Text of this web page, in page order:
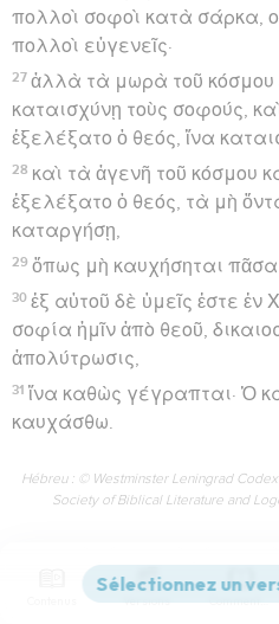
πολλοὶ σοφοὶ κατὰ σάρκα,
πολλοὶ εὐγενεῖς·
27 ἀλλὰ τὰ μωρὰ τοῦ κόσμου
καταισχύνῃ τοὺς σοφούς,
ἐξελέξατο ὁ θεός, ἵνα
28 καὶ τὰ ἀγενῆ τοῦ κόσμου
ἐξελέξατο ὁ θεός, τὰ μὴ
καταργήσῃ,
29 ὅπως μὴ καυχήσηται πᾶσα
30 ἐξ αὐτοῦ δὲ ὑμεῖς ἐστε ἐν
σοφία ἡμῖν ἀπὸ θεοῦ,
ἀπολύτρωσις,
31 ἵνα καθὼς γέγραπται· Ὁ
καυχάσθω.
Hébreu : © Westminster Leningrad
Society of Biblical Literature and
1 Corinthiens
Versions Commentaires